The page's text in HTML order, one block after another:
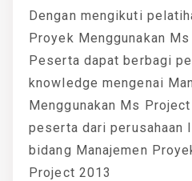
Dengan mengikuti
Proyek Menggunakan
Peserta dapat berbagi
knowledge mengenai
Menggunakan Ms
peserta dari perusahaan
bidang Manajemen
Project 2013